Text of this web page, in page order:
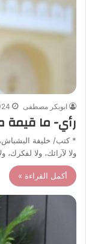
ابوبكر مصطفى
رأي- ما قيمة
* كتب/ خليفة البشباش،
ولا لآرائك، ولا لفكرك،
أكمل القراءة »